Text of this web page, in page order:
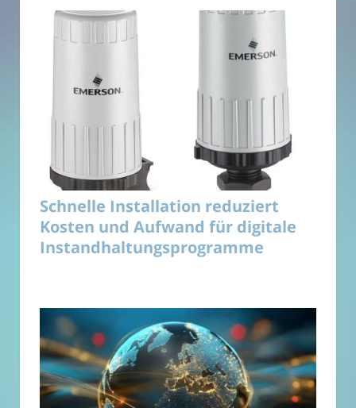
Schnelle Installation reduziert
Kosten und Aufwand für digitale
Instandhaltungsprogramme